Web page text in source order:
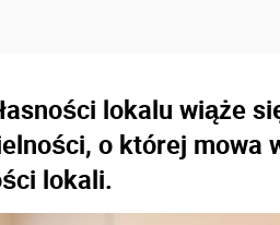
lokalu wiąże
o której mowa
lokali.